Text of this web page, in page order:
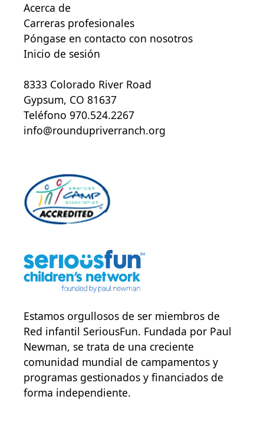
Acerca de
Carreras profesionales
Póngase en contacto con nosotros
Inicio de sesión
8333 Colorado River Road
Gypsum, CO 81637
Teléfono 970.524.2267
info@roundupriverranch.org
Estamos orgullosos de ser miembros de
Red infantil SeriousFun. Fundada por Paul
Newman, se trata de una creciente
comunidad mundial de campamentos y
programas gestionados y financiados de
forma independiente.